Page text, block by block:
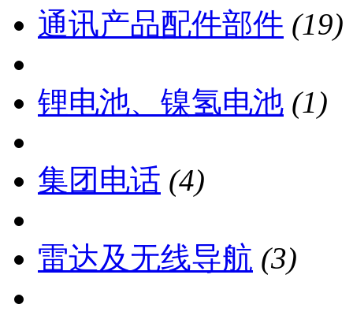
通讯产品配件部件 (19)
锂电池、镍氢电池 (1)
集团电话 (4)
雷达及无线导航 (3)